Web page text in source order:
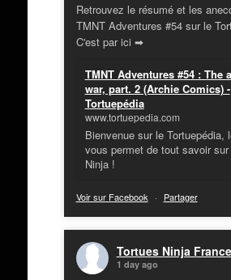
Retrouvez le résumé et les
TMNT Adventures #54 sur le
C'est par ici ➡
TMNT Adventures #54 : The
war, part. 2 (Archie Comics) -
Tortuepédia
www.tortuepedia.com
Bienvenue sur le Tortuepédia,
vous permet de tout savoir
Ninja !
Voir sur Facebook · Partager
Tortues Ninja France
1 day ago